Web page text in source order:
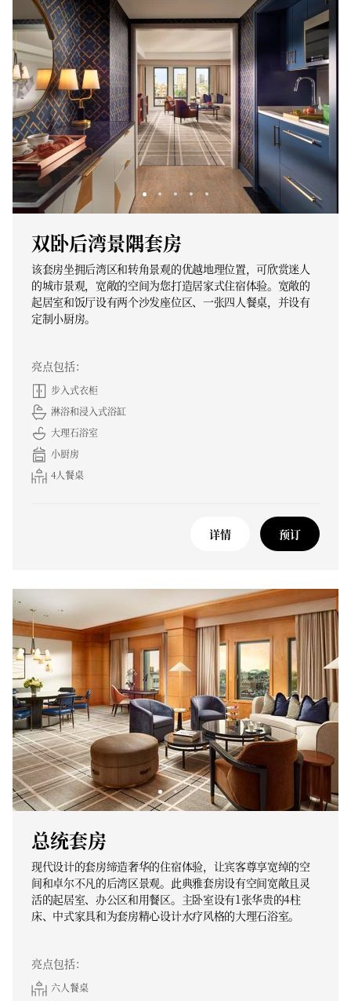
双卧后湾景隅套房
该套房坐拥后湾区和转角景观的优越地理位置，可欣赏迷人
的城市景观，宽敞的空间为您打造居家式住宿体验。宽敞的
起居室和饭厅设有两个沙发座位区、一张四人餐桌，并设有
定制小厨房。
亮点包括：
步入式衣柜
淋浴和浸入式浴缸
大理石浴室
小厨房
4人餐桌
详情 预订
总统套房
现代设计的套房缔造奢华的住宿体验，让宾客尊享宽绰的空
间和卓尔不凡的后湾区景观。此典雅套房设有空间宽敞且灵
活的起居室、办公区和用餐区。主卧室设有1张华贵的4柱
床、中式家具和为套房精心设计水疗风格的大理石浴室。
亮点包括：
六人餐桌